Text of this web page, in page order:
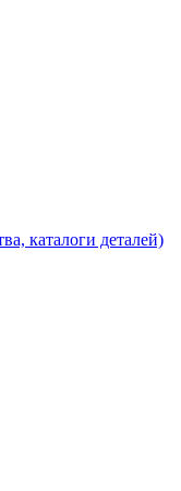
каталоги деталей)